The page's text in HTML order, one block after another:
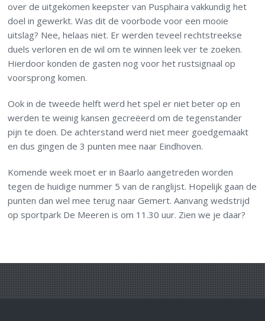
over de uitgekomen keepster van Pusphaira vakkundig het
doel in gewerkt. Was dit de voorbode voor een mooie
uitslag? Nee, helaas niet. Er werden teveel rechtstreekse
duels verloren en de wil om te winnen leek ver te zoeken.
Hierdoor konden de gasten nog voor het rustsignaal op
voorsprong komen.
Ook in de tweede helft werd het spel er niet beter op en
werden te weinig kansen gecreëerd om de tegenstander
pijn te doen. De achterstand werd niet meer goedgemaakt
en dus gingen de 3 punten mee naar Eindhoven.
Komende week moet er in Baarlo aangetreden worden
tegen de huidige nummer 5 van de ranglijst. Hopelijk gaan de
punten dan wel mee terug naar Gemert. Aanvang wedstrijd
op sportpark De Meeren is om 11.30 uur. Zien we je daar?